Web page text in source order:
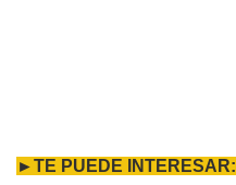
►TE PUEDE INTERESAR: